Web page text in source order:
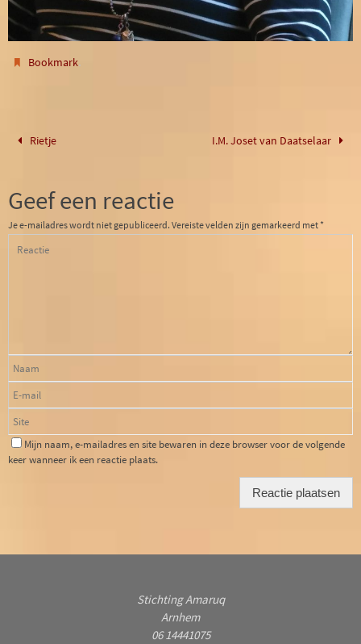
Bookmark.
Rietje I.M. Joset van Daatselaar
Geef een reactie
Je e-mailadres wordt niet gepubliceerd. Vereiste velden zijn gemarkeerd met*
Mijn naam, e-mailadres en site bewaren in deze browser voor de volgende
keer wanneer ik een reactie plaats.
Stichting Amaruq
Arnhem
06 14441075